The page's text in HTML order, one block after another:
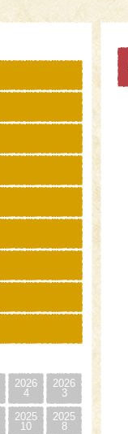
2026
4
2026
3
2025
10
2025
8